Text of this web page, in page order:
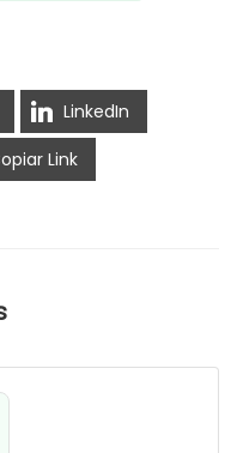
LinkedIn
Link